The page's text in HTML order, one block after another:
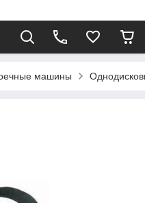
машины